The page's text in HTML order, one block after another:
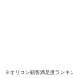
※オリコン顧客満足度ランキ